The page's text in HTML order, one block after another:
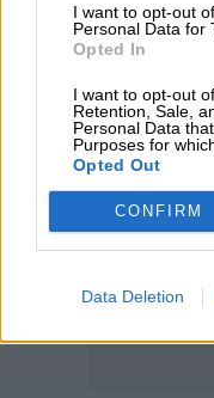
I want to opt-out
Personal Data for
Opted In
I want to opt-out
Retention, Sale,
Personal Data
Purposes for
Opted Out
CONFIRM
Data Deletion